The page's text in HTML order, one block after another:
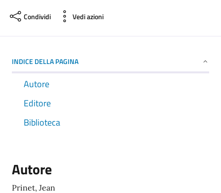
Condividi Vedi azioni
INDICE DELLA PAGINA
Autore
Editore
Biblioteca
Autore
Prinet, Jean